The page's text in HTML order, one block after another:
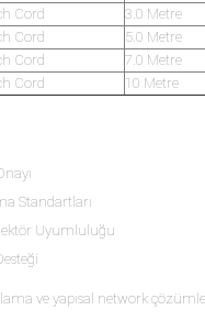
Cord 3.0 Metre
Cord 5.0 Metre
Cord 7.0 Metre
Cord 10 Metre
Standartları
Uyumluluğu
ve yapısal network